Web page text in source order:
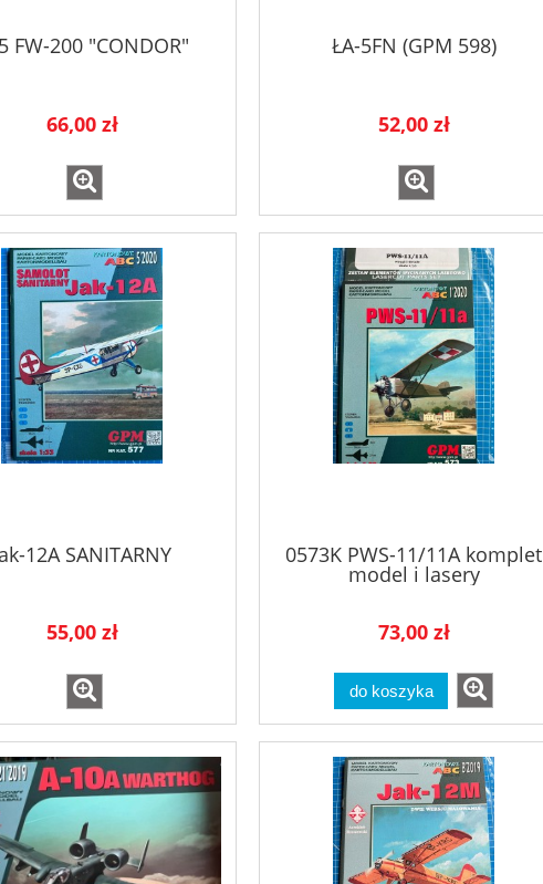
FW-200 "CONDOR"
66,00 zł
ŁA-5FN (GPM 598)
52,00 zł
12A SANITARNY
55,00 zł
0573K PWS-11/11A komplet
model i lasery
73,00 zł
do koszyka